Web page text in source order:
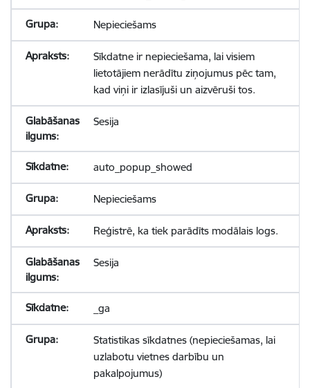
Nepieciešams
Sīkdatne ir nepieciešama, lai visiem
lietotājiem nerādītu ziņojumus pēc tam,
kad viņi ir izlasījuši un aizvēruši tos.
Sesija
auto_popup_showed
Nepieciešams
Reģistrē, ka tiek parādīts modālais logs.
Sesija
_ga
Statistikas sīkdatnes (nepieciešamas, lai
uzlabotu vietnes darbību un
pakalpojumus)